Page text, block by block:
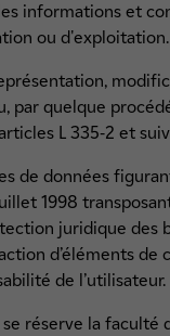
informations et
ou
par quelque
L 335-2 et
de données
1998
juridique des
d’éléments de
de l’utilisateur.
se réserve la